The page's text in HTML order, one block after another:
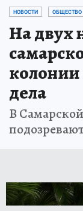
НОВОСТИ ОБЩЕСТВО
На двух
колонии
дела
В